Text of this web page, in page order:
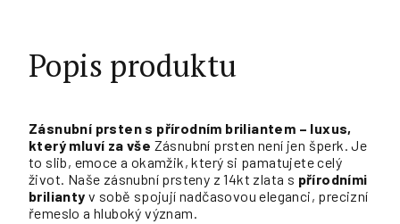
Popis produktu
Zásnubní prsten s přírodním briliantem – luxus,
který mluví za vše Zásnubní prsten není jen šperk. Je
to slib, emoce a okamžik, který si pamatujete celý
život. Naše zásnubní prsteny z 14kt zlata s přírodními
brilianty v sobě spojují nadčasovou eleganci, precizní
řemeslo a hluboký význam.